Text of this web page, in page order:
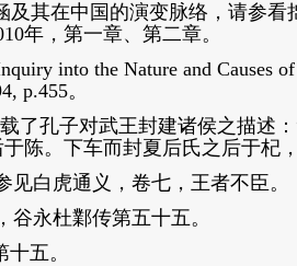
及其在中国的演变脉络，请参
年，第一章、第二章。
into the Nature and Causes
p.455。
了孔子对武王封建诸侯之描述
陈。下车而封夏后氏之后于杞
见白虎通义，卷七，王者不臣。
永杜鄴传第五十五。
五。